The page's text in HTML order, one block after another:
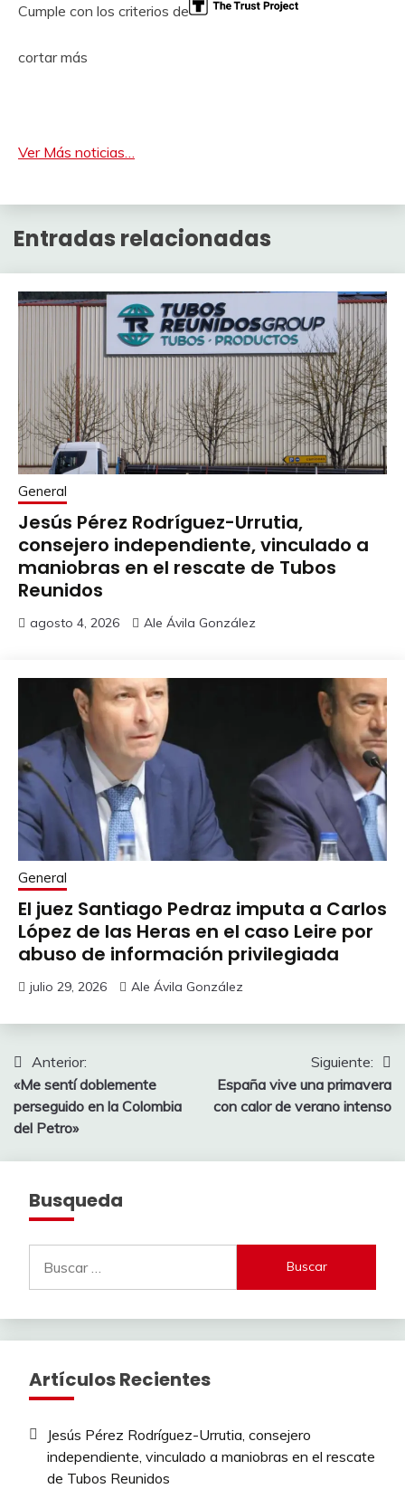
Cumple con los criterios de
cortar más
Ver Más noticias…
Entradas relacionadas
General
Jesús Pérez Rodríguez-Urrutia,
consejero independiente, vinculado a
maniobras en el rescate de Tubos
Reunidos
agosto 4, 2026 Ale Ávila González
General
El juez Santiago Pedraz imputa a Carlos
López de las Heras en el caso Leire por
abuso de información privilegiada
julio 29, 2026 Ale Ávila González
Navegación
de
entradas
Anterior:
«Me sentí doblemente
perseguido en la Colombia
del Petro»
Siguiente:
España vive una primavera
con calor de verano intenso
Busqueda
Artículos Recientes
Jesús Pérez Rodríguez-Urrutia, consejero
independiente, vinculado a maniobras en el rescate
de Tubos Reunidos